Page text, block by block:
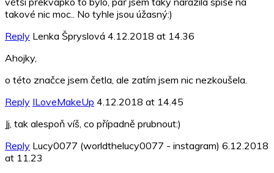
takové nic moc.. No tyhle jsou úžasný:)
Reply Lenka Špryslová 4.12.2018 at 14.36
Ahojky,
o této značce jsem četla, ale zatím jsem nic nezkoušela.
Reply ILoveMakeUp 4.12.2018 at 14.45
Jj, tak alespoň víš, co případně prubnout:)
Reply Lucy0077 (worldthelucy0077 - instagram) 6.12.2018
at 11.23